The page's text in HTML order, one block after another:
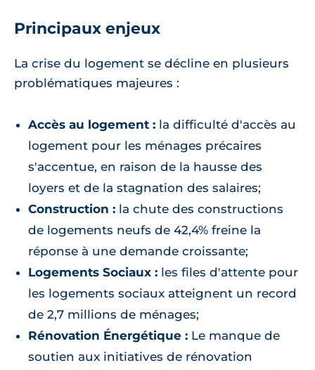
Principaux enjeux
La crise du logement se décline en plusieurs
problématiques majeures :
Accès au logement : la difficulté d'accès au
logement pour les ménages précaires
s'accentue, en raison de la hausse des
loyers et de la stagnation des salaires;
Construction : la chute des constructions
de logements neufs de 42,4% freine la
réponse à une demande croissante;
Logements Sociaux : les files d'attente pour
les logements sociaux atteignent un record
de 2,7 millions de ménages;
Rénovation Énergétique : Le manque de
soutien aux initiatives de rénovation